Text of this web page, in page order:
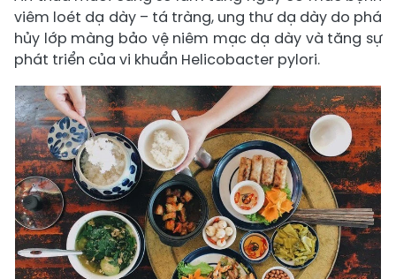
viêm loét dạ dày – tá tràng, ung thư dạ dày do phá
hủy lớp màng bảo vệ niêm mạc dạ dày và tăng sự
phát triển của vi khuẩn Helicobacter pylori.